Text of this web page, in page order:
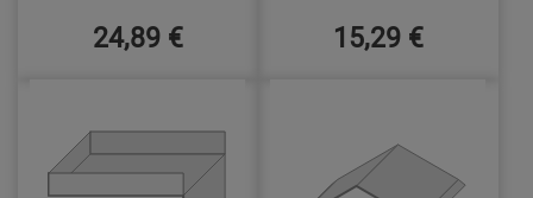
24,89 € 15,29 €